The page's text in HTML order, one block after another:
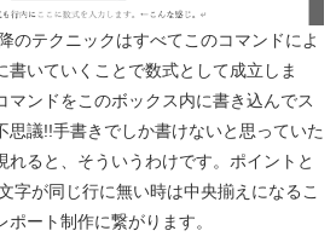
のテクニックはすべてこのコマンドによ
書いていくことで数式として成立しま
マンドをこのボックス内に書き込んでス
思議!!手書きでしか書けないと思っていた
れると、そういうわけです。ポイントと
字が同じ行に無い時は中央揃えになるこ
ート制作に繋がります。